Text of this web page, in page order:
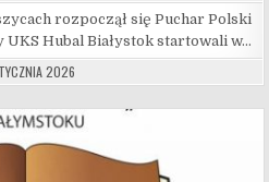
rozpoczął się Puchar Polski
UKS Hubal Białystok startowali w…
2026